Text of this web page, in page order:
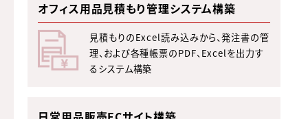
オフィス用品見積もり管理システム構築
見積もりのExcel読み込みから、発注書の管
理、および各種帳票のPDF、Excelを出力す
るシステム構築